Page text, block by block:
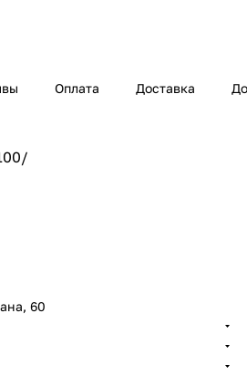
Оплата Доставка
60